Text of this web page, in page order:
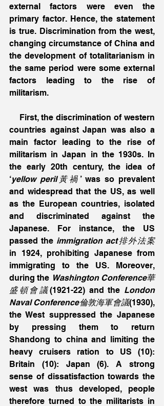
external factors were even the
primary factor. Hence, the statement
is true. Discrimination from the west,
changing circumstance of China and
the development of totalitarianism in
the same period were some external
factors leading to the rise of
militarism.
countries against Japan was also a
main factor leading to the rise of
militarism in Japan in the 1930s. In
the early 20th century, the idea of
‘yellow peril黃禍 ’ was so prevalent
and widespread that the US, as well
as the European countries, isolated
and discriminated against the
Japanese. For instance, the US
passed the immigration act排外法案
in 1924, prohibiting Japanese from
immigrating to the US. Moreover,
during the Washington Conference華
盛頓會議(1921-22) and the London
Naval Conference倫敦海軍會議(1930),
the West suppressed the Japanese
by pressing them to return
Shandong to china and limiting the
heavy cruisers ration to US (10):
Britain (10): Japan (6). A strong
sense of dissatisfaction towards the
west was thus developed, people
therefore turned to the militarists in